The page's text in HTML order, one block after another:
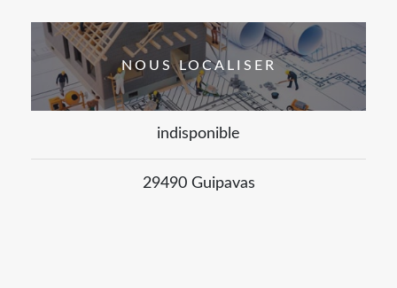
NOUS LOCALISER
indisponible
29490 Guipavas